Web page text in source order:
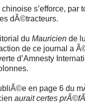
s’efforce, par
dÃ©tracteurs.
du Mauricien de
de ce journal a
d’Amnesty
en page 6 du
aurait certes